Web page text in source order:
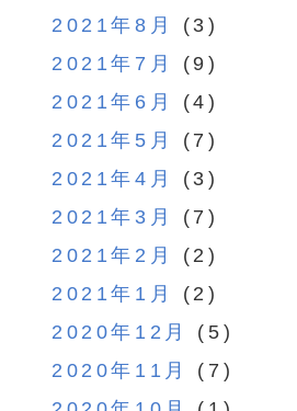
2021年8月
(3)
2021年7月
(9)
2021年6月
(4)
2021年5月
(7)
2021年4月
(3)
2021年3月
(7)
2021年2月
(2)
2021年1月
(2)
2020年12月
(5)
2020年11月
(7)